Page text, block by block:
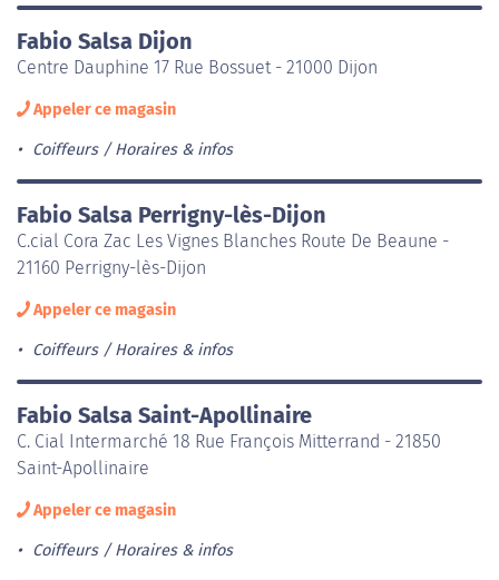
Fabio Salsa Dijon
Centre Dauphine 17 Rue Bossuet - 21000 Dijon
Appeler ce magasin
Coiffeurs Horaires & infos
Fabio Salsa Perrigny-lès-Dijon
C.cial Cora Zac Les Vignes Blanches Route De Beaune -
21160 Perrigny-lès-Dijon
Appeler ce magasin
Coiffeurs Horaires & infos
Fabio Salsa Saint-Apollinaire
C. Cial Intermarché 18 Rue François Mitterrand - 21850
Saint-Apollinaire
Appeler ce magasin
Coiffeurs Horaires & infos